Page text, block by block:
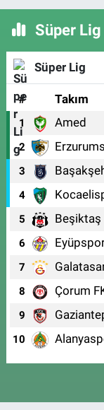
Süper
Süper Lig
# Takım
1 Amed
2
3
4
5 Beşiktaş
6
7
8 Çorum
9
10